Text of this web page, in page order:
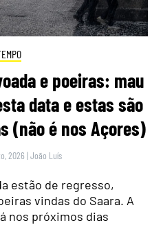
e poeiras: mau
data e estas são
(não é nos Açores)
2026 |João Luís
estão de regresso,
vindas do Saara. A
nos próximos dias